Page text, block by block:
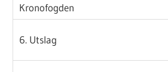
Kronofogden
6. Utslag